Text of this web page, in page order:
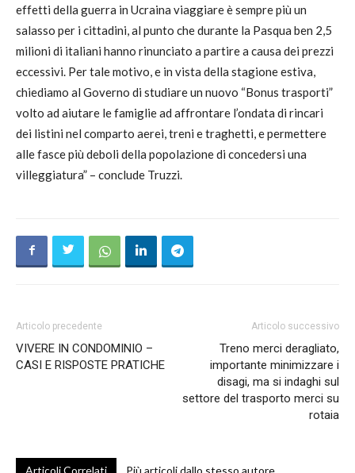
effetti della guerra in Ucraina viaggiare è sempre più un
salasso per i cittadini, al punto che durante la Pasqua ben 2,5
milioni di italiani hanno rinunciato a partire a causa dei prezzi
eccessivi. Per tale motivo, e in vista della stagione estiva,
chiediamo al Governo di studiare un nuovo “Bonus trasporti”
volto ad aiutare le famiglie ad affrontare l’ondata di rincari
dei listini nel comparto aerei, treni e traghetti, e permettere
alle fasce più deboli della popolazione di concedersi una
villeggiatura” – conclude Truzzi.
Articolo precedente
VIVERE IN CONDOMINIO –
CASI E RISPOSTE PRATICHE
Articolo successivo
Treno merci deragliato,
importante minimizzare i
disagi, ma si indaghi sul
settore del trasporto merci su
rotaia
Articoli Correlati Più articoli dallo stesso autore